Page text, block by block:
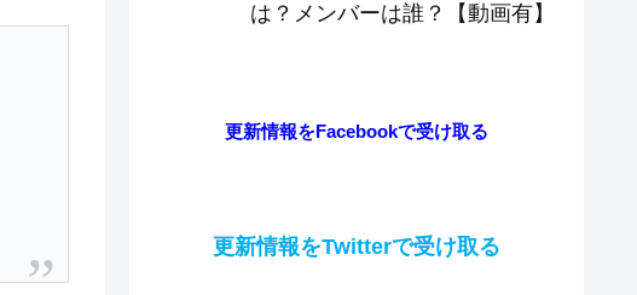
は？メンバーは誰？【動画有】
更新情報をFacebookで受け取る
更新情報をTwitterで受け取る